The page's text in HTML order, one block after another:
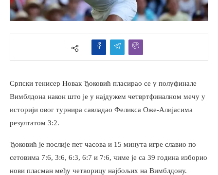
Српски тенисер Новак Ђоковић пласирао се у полуфинале
Вимблдона након што је у најдужем четвртфиналном мечу у
историји овог турнира савладао Феликса Оже-Алијасима
резултатом 3:2.
Ђоковић је послије пет часова и 15 минута игре славио по
сетовима 7:6, 3:6, 6:3, 6:7 и 7:6, чиме је са 39 година изборио
нови пласман међу четворицу најбољих на Вимблдону.